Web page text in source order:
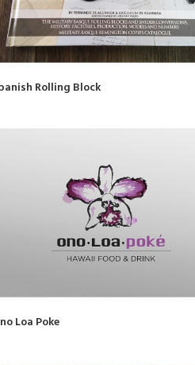
Rolling Block
Loa Poke